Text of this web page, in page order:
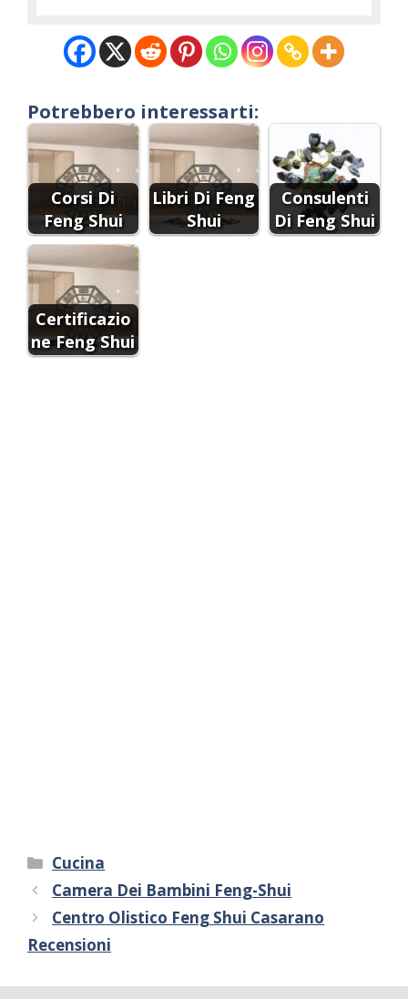
Potrebbero interessarti:
Corsi Di
Feng Shui
Libri Di Feng
Shui
Consulenti
Di Feng Shui
Certificazio
ne Feng Shui
Categorie
Cucina
Camera Dei Bambini Feng-Shui
Centro Olistico Feng Shui Casarano
Recensioni